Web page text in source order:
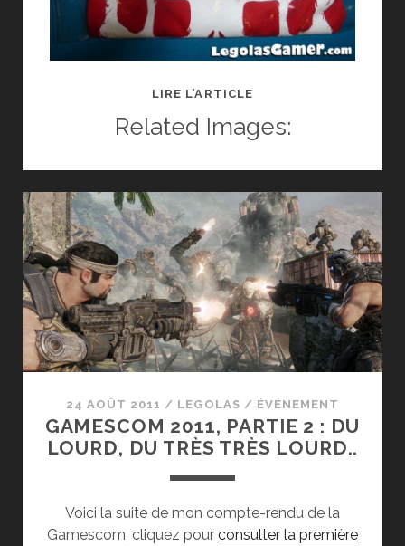
LIRE L’ARTICLECONCOURS
RESISTANCE
2,
THE
DARKNESS
ET
BORDERLAND
2
Related Images:
24 AOÛT 2011 / LEGOLAS / ÉVÉNEMENT
GAMESCOM 2011, PARTIE 2 : DU
LOURD, DU TRÈS TRÈS LOURD..
Voici la suite de mon compte-rendu de la
Gamescom, cliquez pour consulter la première